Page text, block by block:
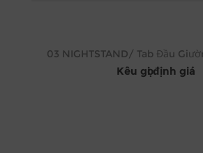
03 NIGHTSTAND/ Tab Đầu
Kêu gọi định giá